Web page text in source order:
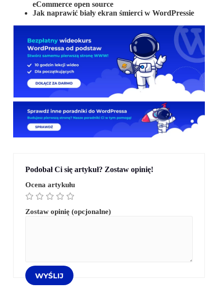
eCommerce open source
Jak naprawić biały ekran śmierci w WordPressie
Podobał Ci się artykuł? Zostaw opinię!
Ocena artykułu
Zostaw opinię (opcjonalne)